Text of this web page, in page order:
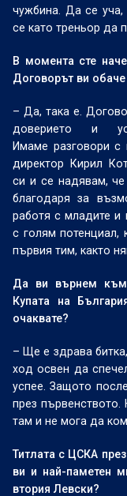
чужбина. Да се
се като треньор да
В момента сте
Договорът ви
– Да, така е.
доверието и
Имаме разговори с
директор Кирил
си и се надявам,
благодаря за
работя с младите и
с голям потенциал,
първия тим, както
Да ви върнем
Купата на
очаквате?
– Ще е здрава
ход освен да
успее. Защото
през
там и не мога да
Титлата с ЦСКА
ви и най-паметен
втория Левски?